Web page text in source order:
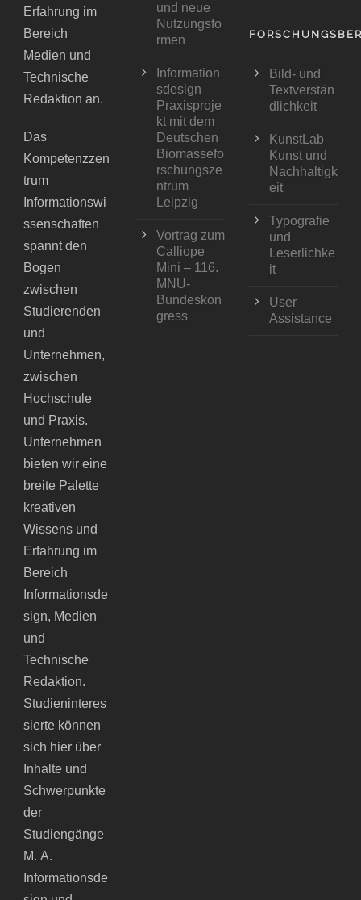
Erfahrung im
Bereich
Medien und
Technische
Redaktion an.
Das
Kompetenzzen
trum
Informationswi
ssenschaften
spannt den
Bogen
zwischen
Studierenden
und
Unternehmen,
zwischen
Hochschule
und Praxis.
Unternehmen
bieten wir eine
breite Palette
kreativen
Wissens und
Erfahrung im
Bereich
Informationsde
sign, Medien
und
Technische
Redaktion.
Studieninteres
sierte können
sich hier über
Inhalte und
Schwerpunkte
der
Studiengänge
M. A.
Informationsde
und neue
Nutzungsfo
rmen
Information
sdesign –
Praxisproje
kt mit dem
Deutschen
Biomassefo
rschungsze
ntrum
Leipzig
Vortrag zum
Calliope
Mini – 116.
MNU-
Bundeskon
gress
Bild- und
Textverstän
dlichkeit
KunstLab –
Kunst und
Nachhaltigk
eit
Typografie
und
Leserlichke
it
User
Assistance